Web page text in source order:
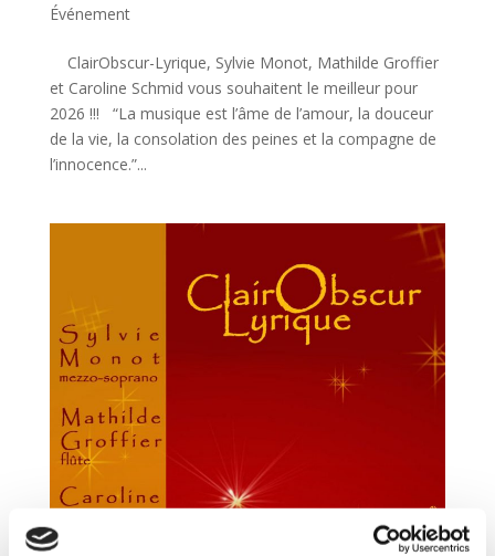
Événement
ClairObscur-Lyrique, Sylvie Monot, Mathilde Groffier
et Caroline Schmid vous souhaitent le meilleur pour
2026 !!! “La musique est l’âme de l’amour, la douceur
de la vie, la consolation des peines et la compagne de
l’innocence.”...